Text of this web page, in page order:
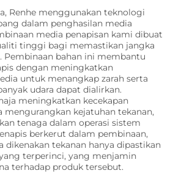
Renhe menggunakan teknologi
dalam penghasilan media
media penapisan kami dibuat
tinggi bagi memastikan jangka
Pembinaan bahan ini membantu
dengan meningkatkan
untuk menangkap zarah serta
udara dapat dialirkan.
meningkatkan kecekapan
mengurangkan kejatuhan tekanan,
tenaga dalam operasi sistem
berkerut dalam pembinaan,
dikenakan tekanan hanya dipastikan
terperinci, yang menjamin
terhadap produk tersebut.